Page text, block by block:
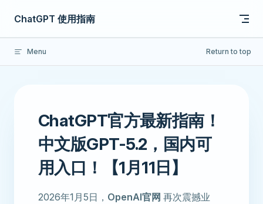
Skip to content
ChatGPT 使用指南
Menu Return to top
ChatGPT官方最新指南！
中文版GPT-5.2，国内可
用入口！【1月11日】
2026年1月5日， OpenAI官网 再次震撼业